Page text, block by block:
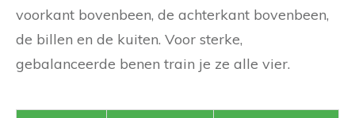
voorkant bovenbeen, de achterkant bovenbeen,
de billen en de kuiten. Voor sterke,
gebalanceerde benen train je ze alle vier.